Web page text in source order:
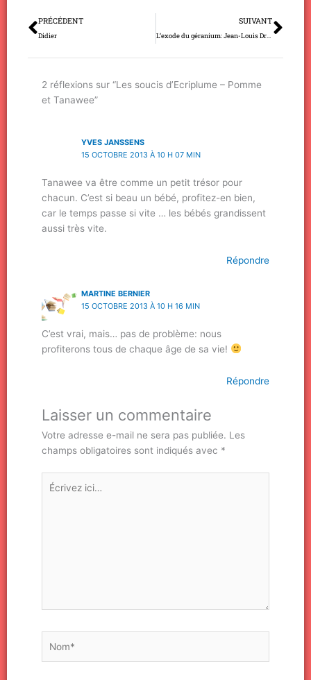
Précédent
PRÉCÉDENT
Didier
SUIVANT
L’exode du géranium: Jean-Louis Droz s’éclate
2 réflexions sur “Les soucis d’Ecriplume – Pomme
et Tanawee”
YVES JANSSENS
15 OCTOBRE 2013 À 10 H 07 MIN
Tanawee va être comme un petit trésor pour
chacun. C’est si beau un bébé, profitez-en bien,
car le temps passe si vite … les bébés grandissent
aussi très vite.
Répondre
MARTINE BERNIER
15 OCTOBRE 2013 À 10 H 16 MIN
C’est vrai, mais… pas de problème: nous
profiterons tous de chaque âge de sa vie!
Répondre
Laisser un commentaire
Votre adresse e-mail ne sera pas publiée. Les
champs obligatoires sont indiqués avec *
Écrivez
ici…